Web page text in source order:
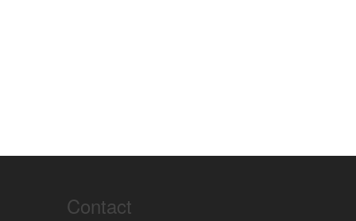
Contact